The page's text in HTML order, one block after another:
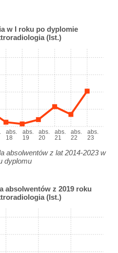
w I roku po dyplomie
(Ist.)
abs.
18
abs.
19
abs.
20
abs.
21
abs.
22
abs.
23
absolwentów z lat 2014-2023 w
dyplomu
absolwentów z 2019 roku
(Ist.)